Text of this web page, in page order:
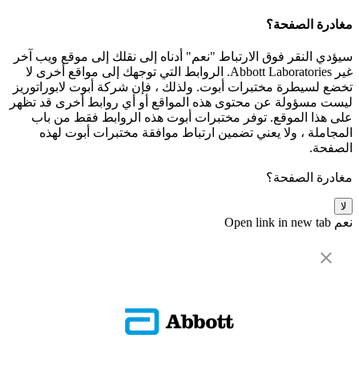
مغادرة الصفحة؟
سيؤدي النقر فوق الارتباط "نعم" أدناه إلى نقلك إلى موقع ويب آخر
غير Abbott Laboratories. الروابط التي توجهك إلى مواقع أخرى لا
تخضع لسيطرة مختبرات أبوت. ولذلك ، فإن شركة أبوت لابوراتوريز
ليست مسؤولة عن محتوى هذه المواقع أو أي روابط أخرى قد تظهر
على هذا الموقع. توفر مختبرات أبوت هذه الروابط فقط من باب
المجاملة ، ولا يعني تضمين ارتباط موافقة مختبرات أبوت لهذه
الصفحة.
مغادرة الصفحة؟
لا
نعم Open link in new tab